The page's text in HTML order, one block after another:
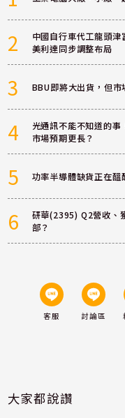
2
中國自行車代工龍頭
美利達同步調整布局
3 BBU即將大出貨，但
4
光通訊不能不知道的
市場預期更長？
5 功率半導體缺貨正在
6
研華(2395) Q2營收、
部？
客服 討論區
大家都說讚